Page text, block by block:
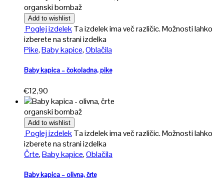
organski bombaž
Add to wishlist
Poglej izdelekTa izdelek ima več različic. Možnosti lahko
izberete na strani izdelka
Pike,Baby kapice,Oblačila
Baby kapica – čokoladna, pike
€12,90
organski bombaž
Add to wishlist
Poglej izdelekTa izdelek ima več različic. Možnosti lahko
izberete na strani izdelka
Črte,Baby kapice,Oblačila
Baby kapica – olivna, črte